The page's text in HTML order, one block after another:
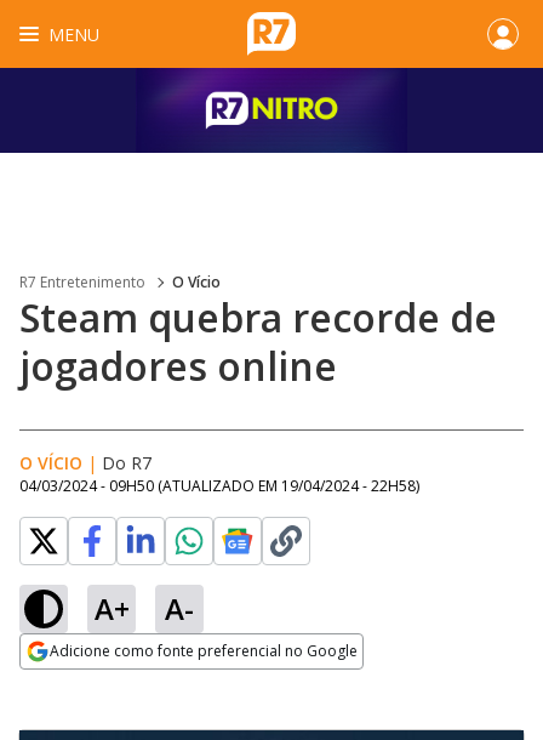
MENU
R7 Entretenimento O Vício
Steam quebra recorde de
jogadores online
O VÍCIO | Do R7
04/03/2024 - 09H50 (ATUALIZADO EM 19/04/2024 - 22H58)
A+ A-
Adicione como fonte preferencial no Google